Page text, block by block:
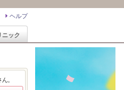
ヘルプ
ニック
。